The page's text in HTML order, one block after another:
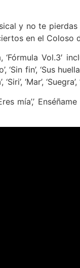
y no te
en el Coloso
Vol.3′
‘Sin fin’, ‘Sus
‘Mar’,
mía’,’